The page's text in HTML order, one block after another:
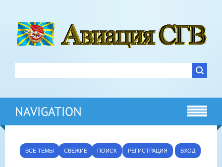
NAVIGATION
ВСЕ ТЕМЫ СВЕЖИЕ ПОИСК РЕГИСТРАЦИЯ ВХОД